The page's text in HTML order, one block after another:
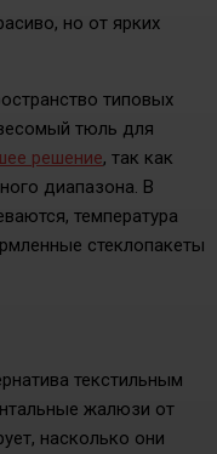
но от ярких
типовых
тюль для
решение, так как
диапазона. В
температура
стеклопакеты
текстильным
жалюзи от
насколько они